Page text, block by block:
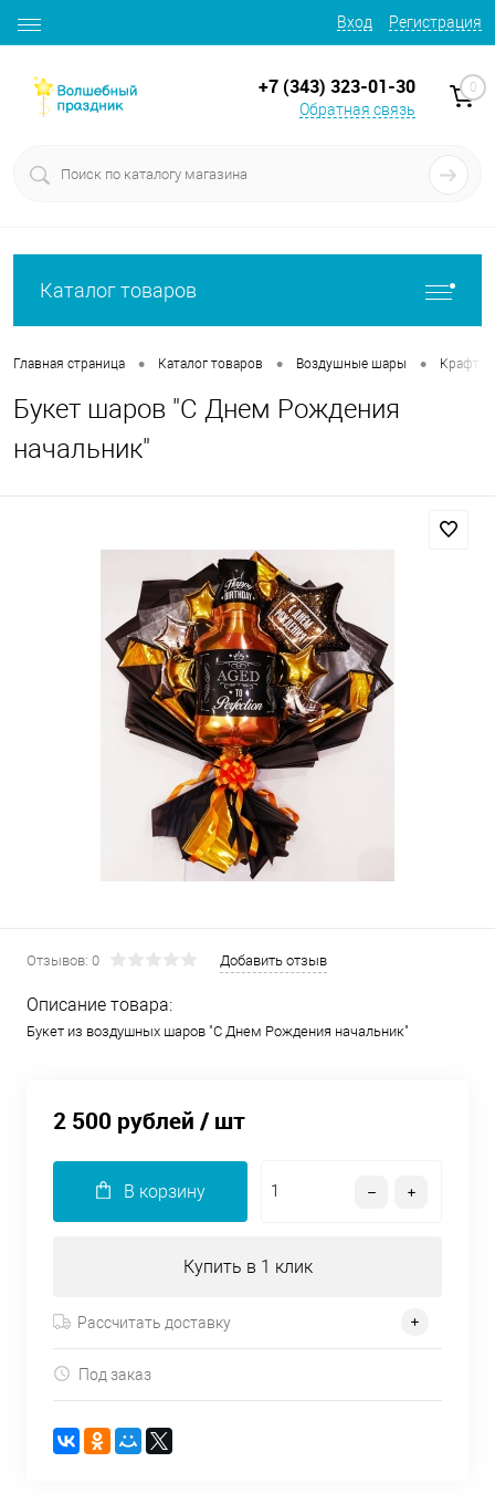
Вход Регистрация
+7 (343) 323-01-30
Обратная связь
0
Каталог товаров
Главная страница • Каталог товаров • Воздушные шары • Крафт
Букет шаров "С Днем Рождения
начальник"
Отзывов: 0 Добавить отзыв
Описание товара:
Букет из воздушных шаров "С Днем Рождения начальник"
2 500 рублей / шт
В корзину
Купить в 1 клик
Рассчитать доставку
Под заказ